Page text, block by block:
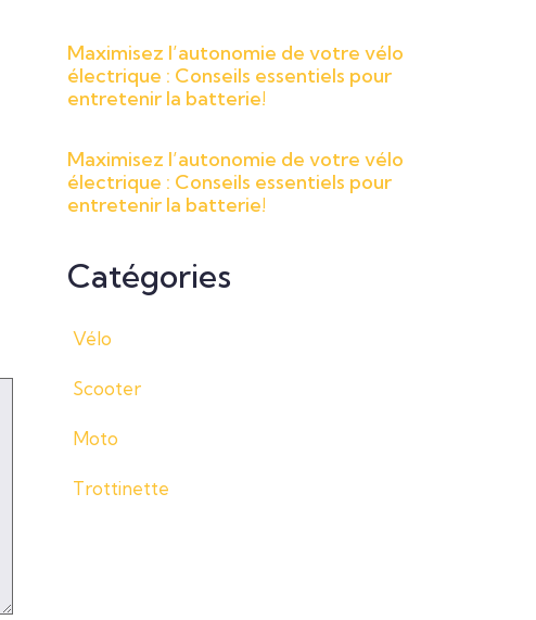
Maximisez l’autonomie de votre vélo
électrique : Conseils essentiels pour
entretenir la batterie!
Maximisez l’autonomie de votre vélo
électrique : Conseils essentiels pour
entretenir la batterie!
Catégories
Vélo
Scooter
Moto
Trottinette